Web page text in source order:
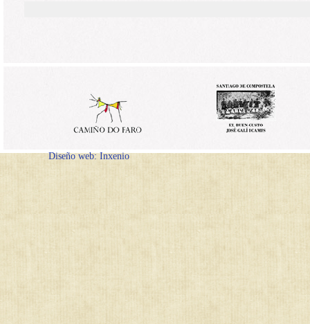
Diseño web: Inxenio